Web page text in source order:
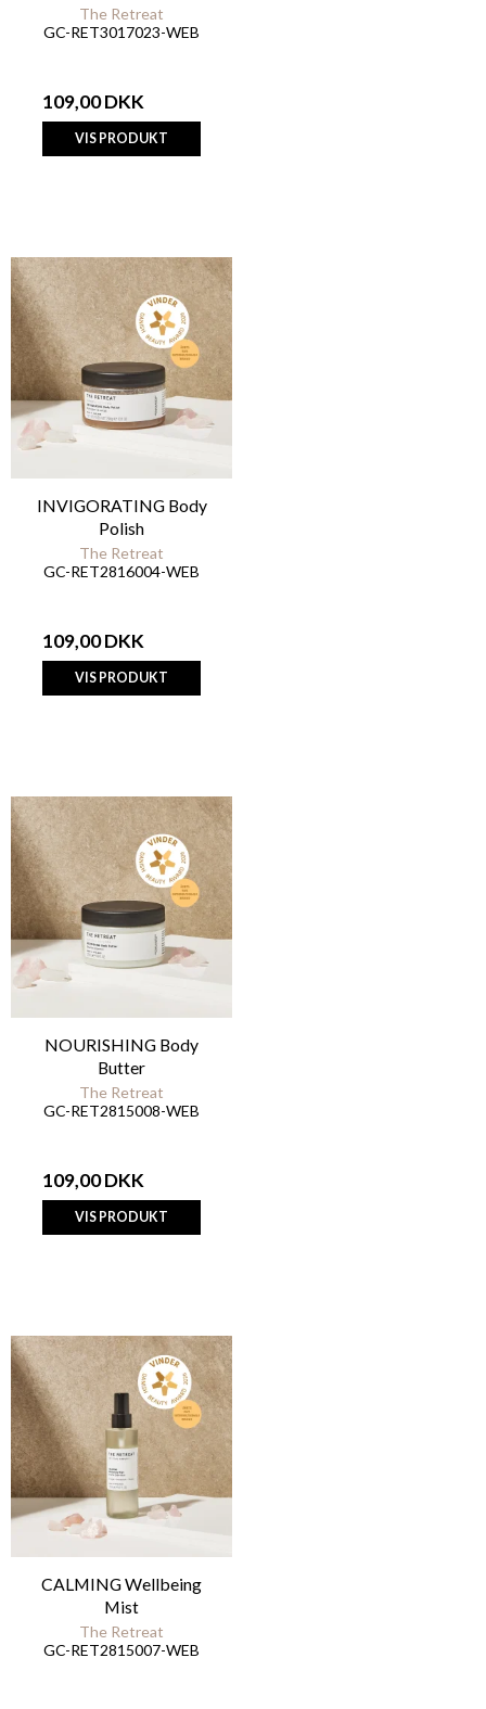
The Retreat
GC-RET3017023-WEB
109,00 DKK
VIS PRODUKT
INVIGORATING Body
Polish
The Retreat
GC-RET2816004-WEB
109,00 DKK
VIS PRODUKT
NOURISHING Body
Butter
The Retreat
GC-RET2815008-WEB
109,00 DKK
VIS PRODUKT
CALMING Wellbeing
Mist
The Retreat
GC-RET2815007-WEB